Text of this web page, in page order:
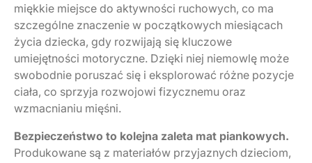
miękkie miejsce do aktywności ruchowych, co ma
szczególne znaczenie w początkowych miesiącach
życia dziecka, gdy rozwijają się kluczowe
umiejętności motoryczne. Dzięki niej niemowlę może
swobodnie poruszać się i eksplorować różne pozycje
ciała, co sprzyja rozwojowi fizycznemu oraz
wzmacnianiu mięśni.
Bezpieczeństwo to kolejna zaleta mat piankowych.
Produkowane są z materiałów przyjaznych dzieciom,